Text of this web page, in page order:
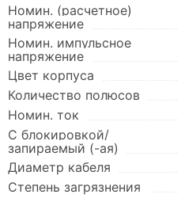
Номин. (расчетное)
напряжение
Номин. импульсное
напряжение
Цвет корпуса
Количество полюсов
Номин. ток
С блокировкой/
запираемый (-ая)
Диаметр кабеля
Степень загрязнения